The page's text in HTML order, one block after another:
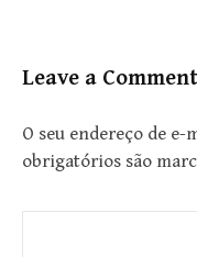
Leave a Comment
O seu endereço de
obrigatórios são